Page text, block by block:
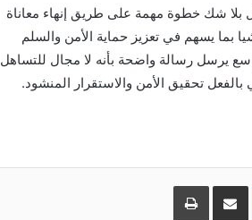
بلا شك خطوة مهمة على طريق إنهاء معاناة
بما يسهم في تعزيز حماية الأمن والسلم
يرسل رسالة واضحة بأنه لا مجال للتساهل
بالفعل تحقيق الأمن والاستقرار المنشود.
LinkedInمشاركة عبر البريد طباعة